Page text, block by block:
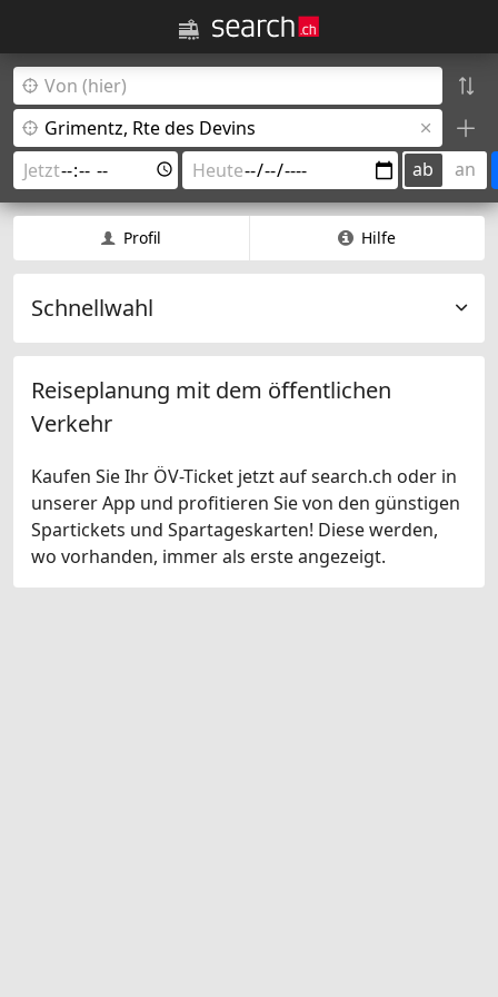
ab an
Profil Hilfe
Schnellwahl
Reiseplanung mit dem öffentlichen
Verkehr
Kaufen Sie Ihr ÖV-Ticket jetzt auf search.ch oder in
unserer App und profitieren Sie von den günstigen
Spartickets und Spartageskarten! Diese werden,
wo vorhanden, immer als erste angezeigt.